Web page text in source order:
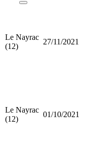
Le Nayrac
(12)
27/11/2021
Le Nayrac
(12)
01/10/2021